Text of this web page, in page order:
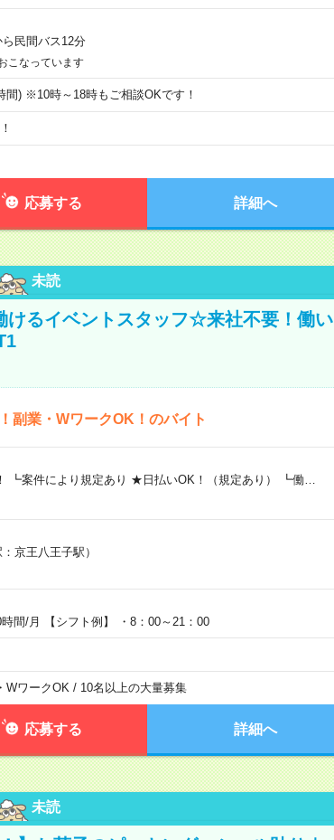
ら民間バス12分
こなっています
) ※10時～18時もご相談OKです！
応募する 詳細へ
未読
けるイベントスタッフ☆来社不要！働い
副業・WワークOK！のバイト
┗案件により規定あり ★日払いOK！（規定あり） ┗働…
京王八王子駅）
間/月 【シフト例】 ・8：00～21：00
ワークOK / 10名以上の大量募集
応募する 詳細へ
未読